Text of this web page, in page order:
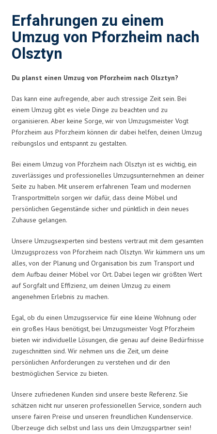
Erfahrungen zu einem
Umzug von Pforzheim nach
Olsztyn
Du planst einen Umzug von Pforzheim nach Olsztyn?
Das kann eine aufregende, aber auch stressige Zeit sein. Bei
einem Umzug gibt es viele Dinge zu beachten und zu
organisieren. Aber keine Sorge, wir von Umzugsmeister Vogt
Pforzheim aus Pforzheim können dir dabei helfen, deinen Umzug
reibungslos und entspannt zu gestalten.
Bei einem Umzug von Pforzheim nach Olsztyn ist es wichtig, ein
zuverlässiges und professionelles Umzugsunternehmen an deiner
Seite zu haben. Mit unserem erfahrenen Team und modernen
Transportmitteln sorgen wir dafür, dass deine Möbel und
persönlichen Gegenstände sicher und pünktlich in dein neues
Zuhause gelangen.
Unsere Umzugsexperten sind bestens vertraut mit dem gesamten
Umzugsprozess von Pforzheim nach Olsztyn. Wir kümmern uns um
alles, von der Planung und Organisation bis zum Transport und
dem Aufbau deiner Möbel vor Ort. Dabei legen wir größten Wert
auf Sorgfalt und Effizienz, um deinen Umzug zu einem
angenehmen Erlebnis zu machen.
Egal, ob du einen Umzugsservice für eine kleine Wohnung oder
ein großes Haus benötigst, bei Umzugsmeister Vogt Pforzheim
bieten wir individuelle Lösungen, die genau auf deine Bedürfnisse
zugeschnitten sind. Wir nehmen uns die Zeit, um deine
persönlichen Anforderungen zu verstehen und dir den
bestmöglichen Service zu bieten.
Unsere zufriedenen Kunden sind unsere beste Referenz. Sie
schätzen nicht nur unseren professionellen Service, sondern auch
unsere fairen Preise und unseren freundlichen Kundenservice.
Überzeuge dich selbst und lass uns dein Umzugspartner sein!